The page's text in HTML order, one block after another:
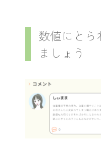
数値にとら
ましょう